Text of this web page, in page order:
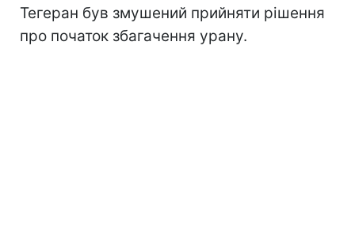
Тегеран був змушений прийняти рішення
про початок збагачення урану.